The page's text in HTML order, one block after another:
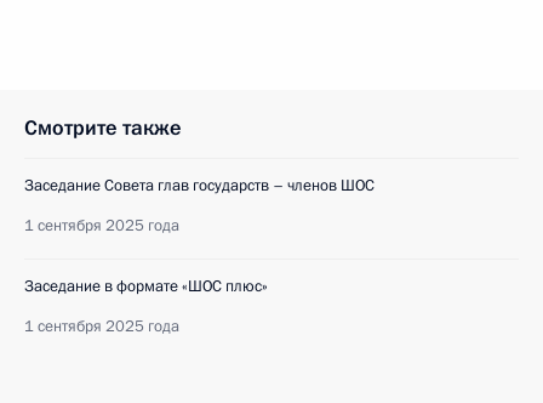
Смотрите также
Заседание Совета глав государств – членов ШОС
1 сентября 2025 года
Заседание в формате «ШОС плюс»
1 сентября 2025 года